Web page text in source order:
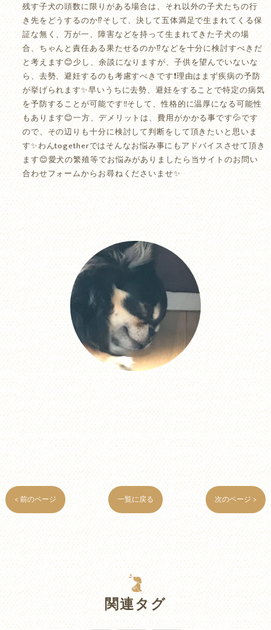
残す子犬の頭数に限りがある場合は、それ以外の子犬たちの行
き先をどうするのか⁉️そして、決して五体満足で生まれてくる保
証な無く、万が一、障害などを持って生まれてきた子犬の場
合、ちゃんと責任ある果たせるのか⁉️などを十分に検討すべきだ
と考えます😊少し、余談になりますが、子供を望んでいないな
ら、去勢、避妊するのも考慮すべきです❗️理由はまず疾病の予防
が挙げられます✨早いうちに去勢、避妊をすることで特定の病気
を予防することが可能です‼️そして、性格的に温厚になる可能性
もあります😊一方、デメリットは、費用がかかる事です💦です
ので、その辺りも十分に検討して判断をして頂きたいと思いま
す✨わんtogetherではそんなお悩み事にもアドバイスさせて頂き
ます😊愛犬の繁殖等でお悩みがありましたら当サイトのお問い
合わせフォームからお尋ねくださいませ✨
< 前のページ 一覧に戻る 次のページ >
関連タグ